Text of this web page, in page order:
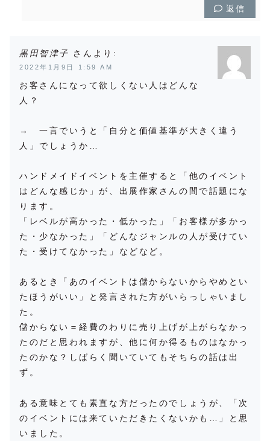
返信
黒田智津子 より:
2022年1月9日 1:59 AM
お客さんになって欲しくない人はどんな
人？
→ 一言でいうと「自分と価値基準が大きく違う
人」でしょうか…
ハンドメイドイベントを主催すると「他のイベント
はどんな感じか」が、出展作家さんの間で話題にな
ります。
「レベルが高かった・低かった」「お客様が多かっ
た・少なかった」「どんなジャンルの人が受けてい
た・受けてなかった」などなど。
あるとき「あのイベントは儲からないからやめとい
たほうがいい」と発言された方がいらっしゃいまし
た。
儲からない＝経費のわりに売り上げが上がらなかっ
たのだと思われますが、他に何か得るものはなかっ
たのかな？しばらく聞いていてもそちらの話は出
ず。
ある意味とても素直な方だったのでしょうが、「次
のイベントには来ていただきたくないかも…」と思
いました。